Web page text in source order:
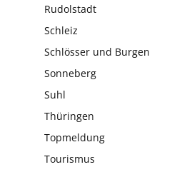
Rudolstadt
Schleiz
Schlösser und Burgen
Sonneberg
Suhl
Thüringen
Topmeldung
Tourismus